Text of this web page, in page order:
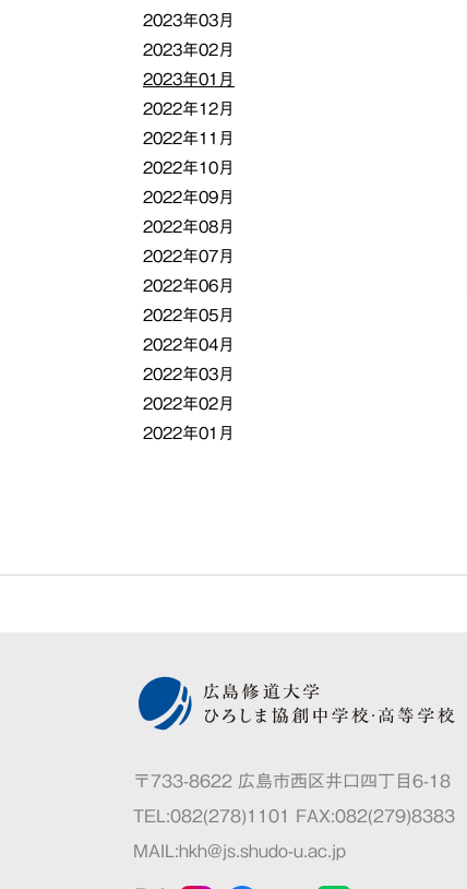
2023年03月
2023年02月
2023年01月
2022年12月
2022年11月
2022年10月
2022年09月
2022年08月
2022年07月
2022年06月
2022年05月
2022年04月
2022年03月
2022年02月
2022年01月
〒733-8622 広島市西区井口四丁目6-18
TEL:082(278)1101 FAX:082(279)8383
MAIL:hkh@js.shudo-u.ac.jp